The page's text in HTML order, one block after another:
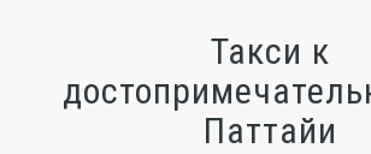
Такси к
Паттайи